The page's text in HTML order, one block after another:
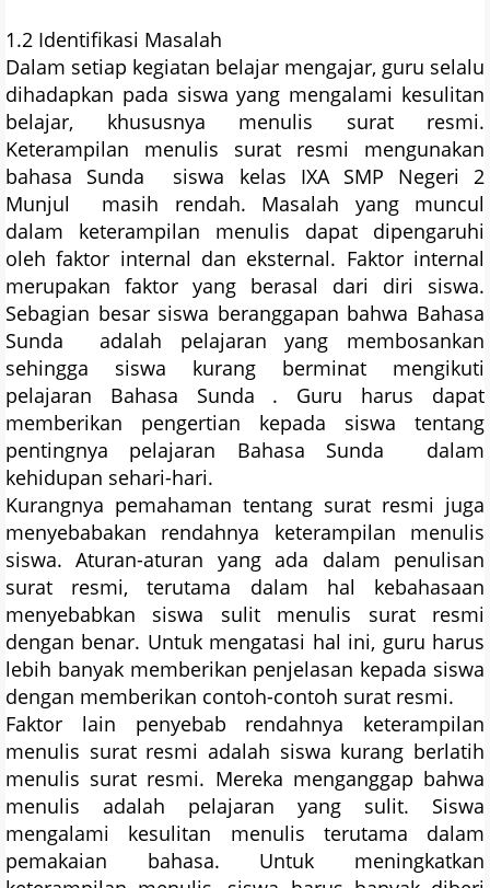
1.2 Identifikasi Masalah
Dalam setiap kegiatan belajar mengajar, guru selalu
dihadapkan pada siswa yang mengalami kesulitan
belajar, khususnya menulis surat resmi.
Keterampilan menulis surat resmi mengunakan
bahasa Sunda siswa kelas IXA SMP Negeri 2
Munjul masih rendah. Masalah yang muncul
dalam keterampilan menulis dapat dipengaruhi
oleh faktor internal dan eksternal. Faktor internal
merupakan faktor yang berasal dari diri siswa.
Sebagian besar siswa beranggapan bahwa Bahasa
Sunda adalah pelajaran yang membosankan
sehingga siswa kurang berminat mengikuti
pelajaran Bahasa Sunda . Guru harus dapat
memberikan pengertian kepada siswa tentang
pentingnya pelajaran Bahasa Sunda dalam
kehidupan sehari-hari.
Kurangnya pemahaman tentang surat resmi juga
menyebabakan rendahnya keterampilan menulis
siswa. Aturan-aturan yang ada dalam penulisan
surat resmi, terutama dalam hal kebahasaan
menyebabkan siswa sulit menulis surat resmi
dengan benar. Untuk mengatasi hal ini, guru harus
lebih banyak memberikan penjelasan kepada siswa
dengan memberikan contoh-contoh surat resmi.
Faktor lain penyebab rendahnya keterampilan
menulis surat resmi adalah siswa kurang berlatih
menulis surat resmi. Mereka menganggap bahwa
menulis adalah pelajaran yang sulit. Siswa
mengalami kesulitan menulis terutama dalam
pemakaian bahasa. Untuk meningkatkan